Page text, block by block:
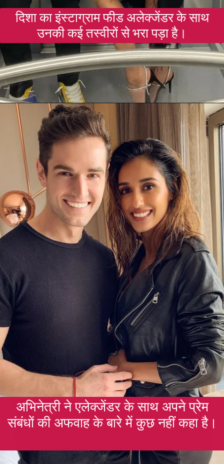
दिशा का इंस्टाग्राम फीड अलेक्जेंडर के साथ
उनकी कई तस्वीरों से भरा पड़ा है।
Opening
अभिनेत्री ने एलेक्जेंडर के साथ अपने प्रेम
संबंधों की अफवाह के बारे में कुछ नहीं कहा है।